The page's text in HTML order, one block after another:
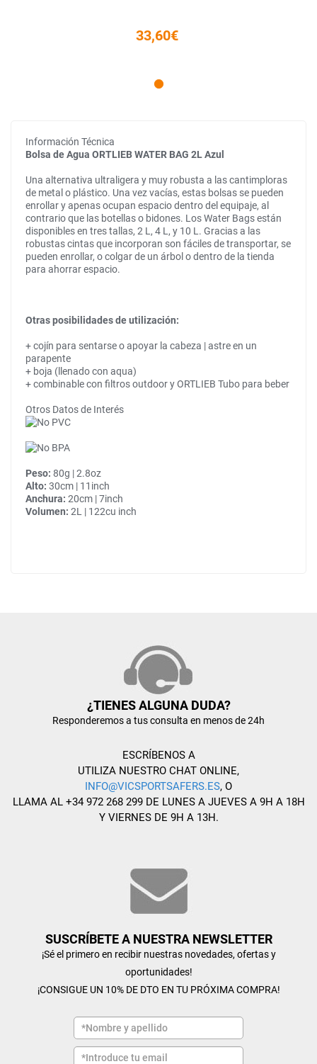
33,60€
Información Técnica
Bolsa de Agua ORTLIEB WATER BAG 2L Azul
Una alternativa ultraligera y muy robusta a las cantimploras
de metal o plástico. Una vez vacías, estas bolsas se pueden
enrollar y apenas ocupan espacio dentro del equipaje, al
contrario que las botellas o bidones. Los Water Bags están
disponibles en tres tallas, 2 L, 4 L, y 10 L. Gracias a las
robustas cintas que incorporan son fáciles de transportar, se
pueden enrollar, o colgar de un árbol o dentro de la tienda
para ahorrar espacio.
Otras posibilidades de utilización:
+ cojín para sentarse o apoyar la cabeza | astre en un
parapente
+ boja (llenado con aqua)
+ combinable con filtros outdoor y ORTLIEB Tubo para beber
Otros Datos de Interés
Peso: 80g | 2.8oz
Alto: 30cm | 11inch
Anchura: 20cm | 7inch
Volumen: 2L | 122cu inch
¿TIENES ALGUNA DUDA?
Responderemos a tus consulta en menos de 24h
ESCRÍBENOS A
UTILIZA NUESTRO CHAT ONLINE,
INFO@VICSPORTSAFERS.ES, O
LLAMA AL +34 972 268 299 DE LUNES A JUEVES A 9H A 18H
Y VIERNES DE 9H A 13H.
SUSCRÍBETE A NUESTRA NEWSLETTER
¡Sé el primero en recibir nuestras novedades, ofertas y
oportunidades!
¡CONSIGUE UN 10% DE DTO EN TU PRÓXIMA COMPRA!